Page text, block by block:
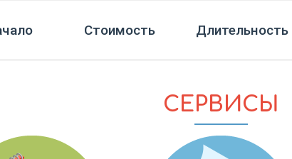
Стоимость Длительность
СЕРВИСЫ